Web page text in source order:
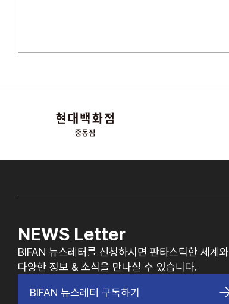
NEWS Letter
BIFAN 뉴스레터를 신청하시면 판타스틱한 세계와
다양한 정보 & 소식을 만나실 수 있습니다.
BIFAN 뉴스레터 구독하기